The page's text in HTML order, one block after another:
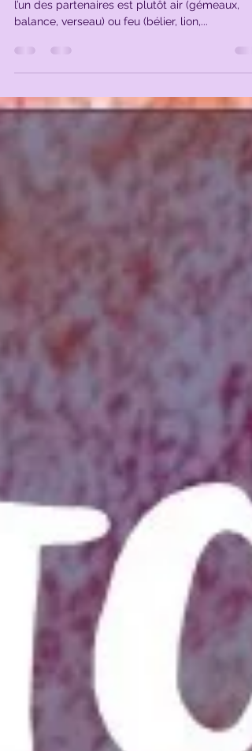
LES ÉLÉMENTS SONT
balance, verseau) ou feu (bélier, lion,...